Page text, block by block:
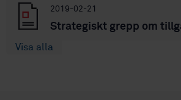
2019-02-21
Strategiskt grepp om
Visa alla